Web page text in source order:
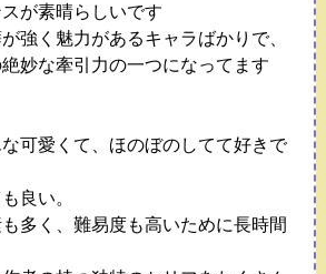
が素晴らしいです
強く魅力があるキャラばかりで、
妙な牽引力の一つになってます
可愛くて、ほのぼのしてて好きで
良い。
多く、難易度も高いために長時間